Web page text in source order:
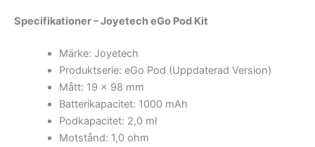
Specifikationer – Joyetech eGo Pod Kit
Märke: Joyetech
Produktserie: eGo Pod (Uppdaterad Version)
Mått: 19 x 98 mm
Batterikapacitet: 1000 mAh
Podkapacitet: 2,0 ml
Motstånd: 1,0 ohm